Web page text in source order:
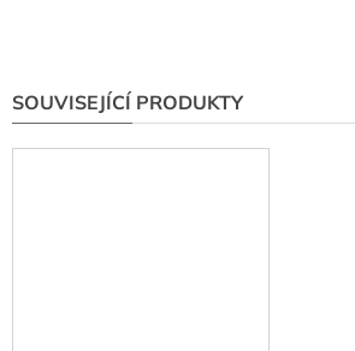
SOUVISEJÍCÍ PRODUKTY